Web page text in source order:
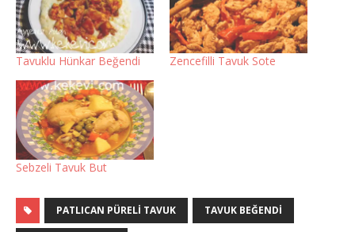
Tavuklu Hünkar Beğendi Zencefilli Tavuk Sote
Sebzeli Tavuk But
PATLICAN PÜRELI TAVUK TAVUK BEĞENDI